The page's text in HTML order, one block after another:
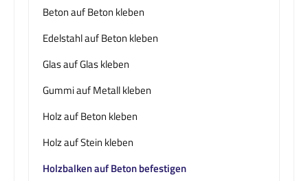
Beton auf Beton kleben
Edelstahl auf Beton kleben
Glas auf Glas kleben
Gummi auf Metall kleben
Holz auf Beton kleben
Holz auf Stein kleben
Holzbalken auf Beton befestigen